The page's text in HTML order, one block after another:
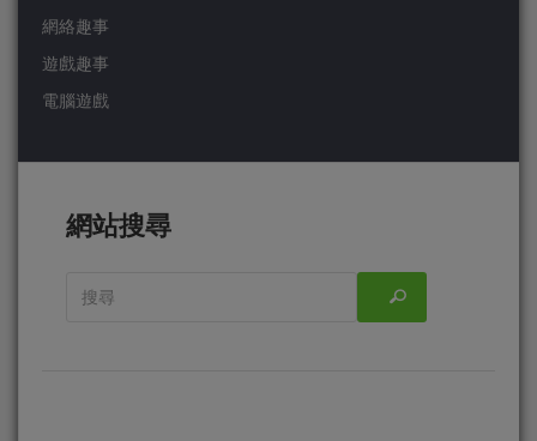
網絡趣事
遊戲趣事
電腦遊戲
網站搜尋